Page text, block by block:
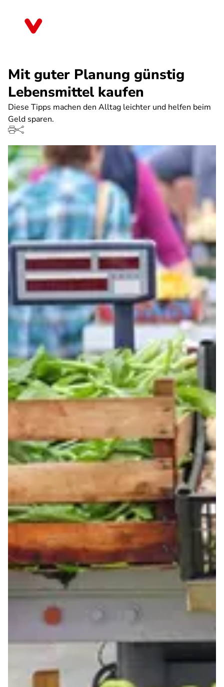
Mit guter Planung günstig
Lebensmittel kaufen
Diese Tipps machen den Alltag leichter und helfen beim
Geld sparen.